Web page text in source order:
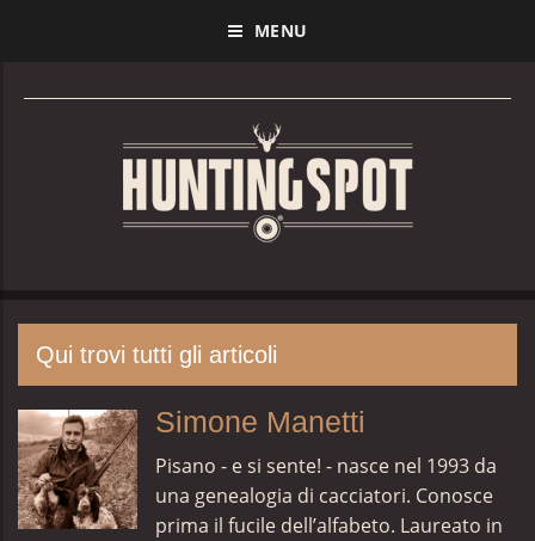
MENU
Qui trovi tutti gli articoli
Simone Manetti
Pisano - e si sente! - nasce nel 1993 da
una genealogia di cacciatori. Conosce
prima il fucile dell’alfabeto. Laureato in